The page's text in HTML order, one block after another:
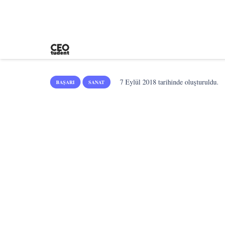
BAŞARI SANAT 7 Eylül 2018 tarihinde oluşturuldu.